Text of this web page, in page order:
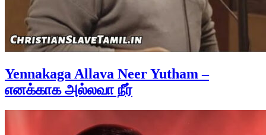
Yennakaga Allava Neer Yutham –
எனக்காக அல்லவா நீர்